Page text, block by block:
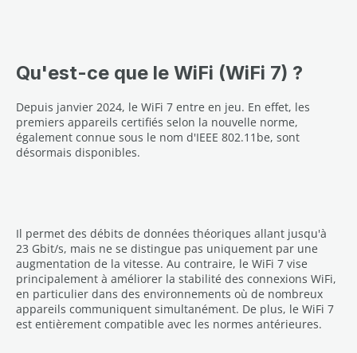
Qu'est-ce que le WiFi (WiFi 7) ?
Depuis janvier 2024, le WiFi 7 entre en jeu. En effet, les
premiers appareils certifiés selon la nouvelle norme,
également connue sous le nom d'IEEE 802.11be, sont
désormais disponibles.
Il permet des débits de données théoriques allant jusqu'à
23 Gbit/s, mais ne se distingue pas uniquement par une
augmentation de la vitesse. Au contraire, le WiFi 7 vise
principalement à améliorer la stabilité des connexions WiFi,
en particulier dans des environnements où de nombreux
appareils communiquent simultanément. De plus, le WiFi 7
est entièrement compatible avec les normes antérieures.